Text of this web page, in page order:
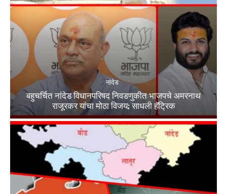
नांदेड
बहुचर्चित नांदेड विधानपरिषद निवडणुकीत भाजपचे अमरनाथ
राजूरकर यांचा मोठा विजय; साधली हॅट्रिक